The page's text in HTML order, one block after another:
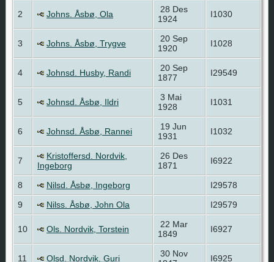
2 Johns. Åsbø, Ola
28 Des
1924
I1030
3 Johns. Åsbø, Trygve
20 Sep
1920
I1028
4 Johnsd. Husby, Randi
20 Sep
1877
I29549
5 Johnsd. Åsbø, Ildri
3 Mai
1928
I1031
6 Johnsd. Åsbø, Rannei
19 Jun
1931
I1032
7
Kristoffersd. Nordvik,
Ingeborg
26 Des
1871
I6922
8 Nilsd. Åsbø, Ingeborg
I29578
9
Nilss. Åsbø, John Ola I29579
10 Ols. Nordvik, Torstein
22 Mar
1849
I6927
11 Olsd. Nordvik, Guri
30 Nov
I6925